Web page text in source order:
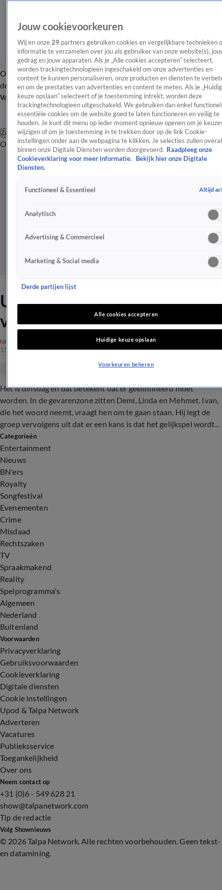
OverzichtAfleveringen Entertainment TV Algemeen
Tip
de redactieNieuwsbrief
Volg Shownieuws
Zoeken
OverzichtEntertainmentSpraakmakendRealityCrimeVideo's
Utopia eliminaties: Wie is er
veilig?!
NIEUWS
15 mei 2018, 13:03
Het is dinsdag en dat betekent dat er geëlimineerd moet
worden. In de gevarenzone zitten Demi, Linda en Mehmet. Ivan,
die het woord neemt, vraagt hen om te gaan staan. Hij legt de
groep vervolgens uit dat er een kans is dat het gelijkspel wordt...
Categorieën
Entertainment
Nieuws
BN'ers
Royalty
Songfestival
Evenementen
Crime
Misdaad
Rechtszaken
TV
Spraakmakend
Reality
Spelprogramma's
Algemeen
Nederland
Buitenland
Voorwaarden
Privacyverklaring
Gebruiksvoorwaarden
Cookieverklaring
Digitale diensten
Cookie instellingen
Upod & Talpa Network
Adverteren
Vacatures
Publieksservice
Toegankelijkheid
Over ons
Neem contact op
+31 (0)6 - 549 628 21
show@talpanetwork.com
Tip de redactie
Volg Shownieuws
© 2026 Talpa Network. Alle rechten voorbehouden. Geen tekst-
en datamining.
Jouw cookievoorkeuren
Wij en onze 29 partners gebruiken cookies en vergelijkbare technieken
informatie te verzamelen over jou als gebruiker van onze website(s),
gedrag en jouw apparaten. Als je „Alle cookies accepteren” selecteert,
worden trackingtechnologieën ingeschakeld om onze advertenties en
content te kunnen personaliseren, onze producten en diensten te
en om de prestaties van advertenties en content te meten. Als je
keuze opslaan” selecteert of je toestemming intrekt, worden deze
trackingtechnologieën uitgeschakeld. We gebruiken dan enkel
essentiële cookies om de website goed te laten functioneren en veilig te
houden. Je kunt dit menu op ieder moment opnieuw openen om je
wijzigen of om je toestemming in te trekken door op de link Cookie-
instellingen onder aan de webpagina te klikken. Je selecties zullen overal
binnen onze Digitale Diensten worden doorgevoerd. Raadpleeg onze
Cookieverklaring voor meer informatie.
Bekijk hier onze Digitale
Diensten.
Functioneel & Essentieel Altijd
Analytisch
Advertising & Commercieel
Marketing & Social media
Derde partijen lijst
Alle cookies accepteren
Huidige keuze opslaan
Voorkeuren beheren